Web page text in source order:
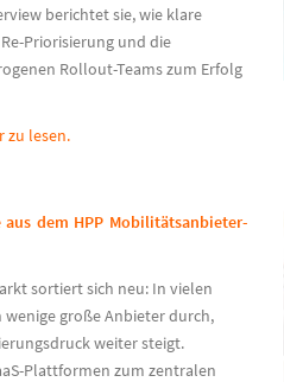
berichtet sie, wie klare
Priorisierung und die
Rollout-Teams zum Erfolg
zu lesen.
dem HPP Mobilitätsanbieter-
sortiert sich neu: In vielen
wenige große Anbieter durch,
weiter steigt.
Plattformen zum zentralen